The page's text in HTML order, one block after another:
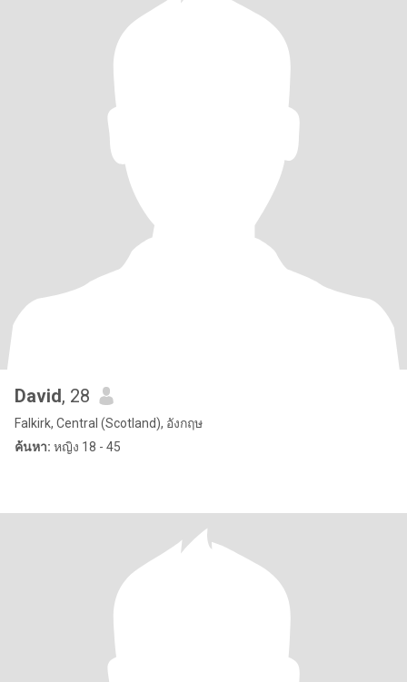
David, 28
Falkirk, Central (Scotland), อังกฤษ
ค้นหา: หญิง 18 - 45